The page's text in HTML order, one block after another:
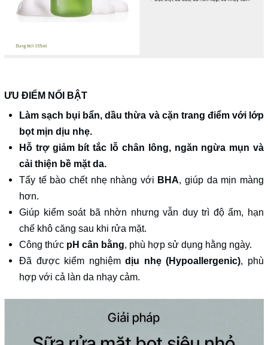
ƯU ĐIỂM NỔI BẬT
Làm sạch bụi bẩn, dầu thừa và cặn trang điểm với lớp
bọt mịn dịu nhẹ.
Hỗ trợ giảm bít tắc lỗ chân lông, ngăn ngừa mụn và
cải thiện bề mặt da.
Tẩy tế bào chết nhẹ nhàng với BHA, giúp da mịn màng
hơn.
Giúp kiểm soát bã nhờn nhưng vẫn duy trì độ ẩm, hạn
chế khô căng sau khi rửa mặt.
Công thức pH cân bằng, phù hợp sử dụng hằng ngày.
Đã được kiểm nghiệmdịu nhẹ (Hypoallergenic), phù
hợp với cả làn da nhạy cảm.